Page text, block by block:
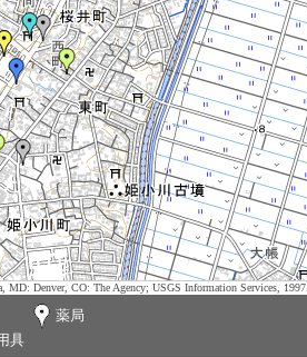
Denver, CO: The Agency; USGS Information Services, 1997.
薬局
具